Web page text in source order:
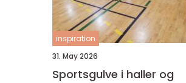
inspiration
31. May 2026
Sportsgulve i haller og